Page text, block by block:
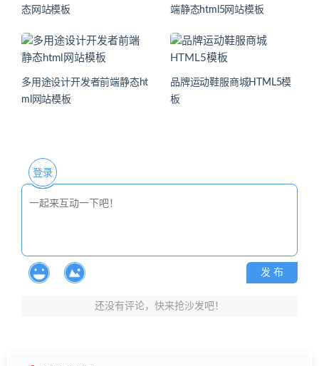
态网站模板
端静态html5网站模板
多用途设计开发者前端静态ht
ml网站模板
品牌运动鞋服商城HTML5模
板
登录
发 布
还没有评论，快来抢沙发吧！